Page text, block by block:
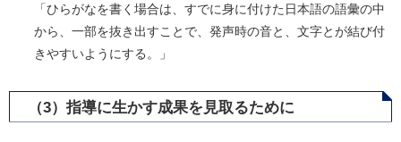
「ひらがなを書く場合は、すでに身に付けた日本語の語彙の中
から、一部を抜き出すことで、発声時の音と、文字とが結び付
きやすいようにする。」
​​（3）指導に生かす成果を見取るために